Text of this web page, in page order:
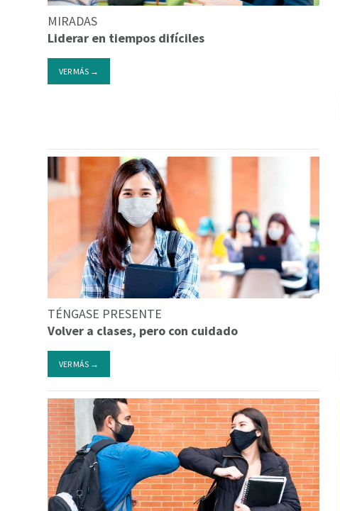
MIRADAS
Liderar en tiempos difíciles
VER MÁS →
TÉNGASE PRESENTE
Volver a clases, pero con cuidado
VER MÁS →